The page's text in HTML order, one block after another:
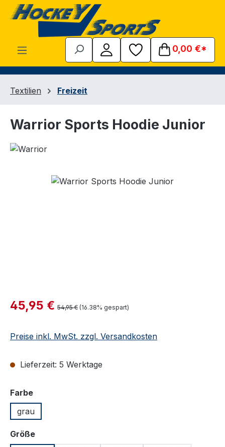
Zum Hauptinhalt springen
0,00 €*
Textilien Freizeit
Warrior Sports Hoodie Junior
Bildergalerie überspringen
Verkaufspreis:
45,95 € Regulärer Preis:
54,95 € (16.38% gespart)
Preise inkl. MwSt. zzgl. Versandkosten
Lieferzeit: 5 Werktage
Farbeauswählen
grau
Größeauswählen